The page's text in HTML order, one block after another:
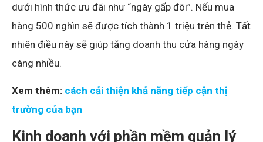
dưới hình thức ưu đãi như “ngày gấp đôi”. Nếu mua
hàng 500 nghìn sẽ được tích thành 1 triệu trên thẻ. Tất
nhiên điều này sẽ giúp tăng doanh thu cửa hàng ngày
càng nhiều.
Xem thêm: cách cải thiện khả năng tiếp cận thị
trường của bạn
Kinh doanh với phần mềm quản lý